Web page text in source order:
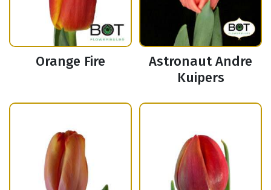
Orange Fire
Astronaut Andre
Kuipers